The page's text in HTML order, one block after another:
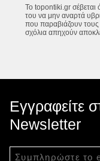
Το topontiki.gr σέβεται
του να μην αναρτά
που παραβιάζουν τους
σχόλια απηχούν
Εγγραφείτε
Newsletter